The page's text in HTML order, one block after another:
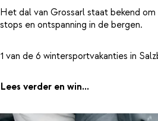
Het dal van Grossarl staat bekend
stops en ontspanning in de bergen.
1 van de 6 wintersportvakanties in
Lees verder en win...